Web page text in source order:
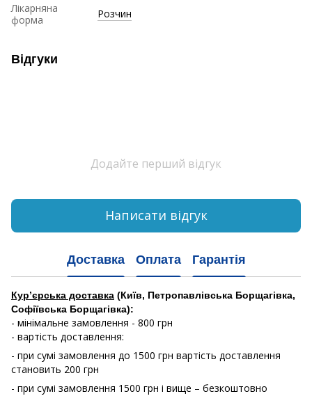
Лікарняна
форма
Розчин
Відгуки
Додайте перший відгук
Написати відгук
Доставка Оплата Гарантія
Кур’єрська доставка (Київ, Петропавлівська Борщагівка,
Софіївська Борщагівка):
- мінімальне замовлення - 800 грн
- вартість доставлення:
- при сумі замовлення до 1500 грн вартість доставлення
становить 200 грн
- при сумі замовлення 1500 грн і вище – безкоштовно